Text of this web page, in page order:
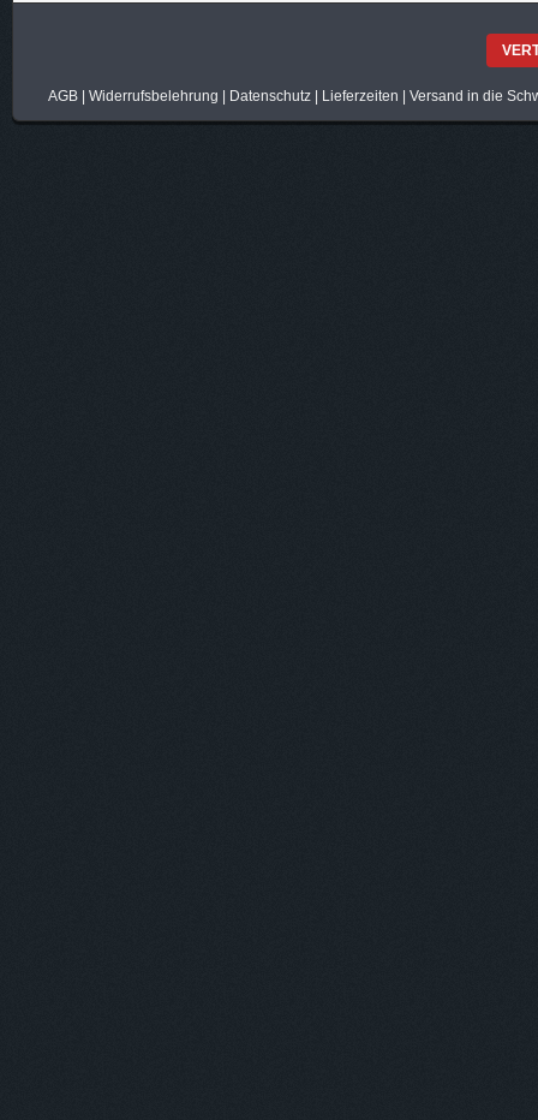
AGB| Widerrufsbelehrung Datenschutz| Lieferzeiten Versand in die